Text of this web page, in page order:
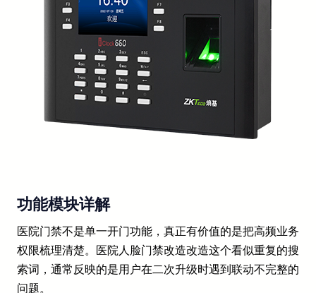
功能模块详解
医院门禁不是单一开门功能，真正有价值的是把高频业务
权限梳理清楚。医院人脸门禁改造改造这个看似重复的搜
索词，通常反映的是用户在二次升级时遇到联动不完整的
问题。